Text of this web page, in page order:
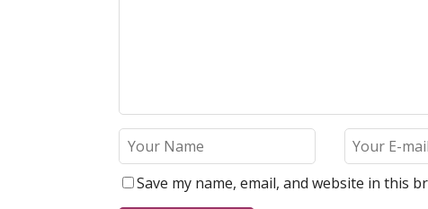
Save my name, email, and website in this